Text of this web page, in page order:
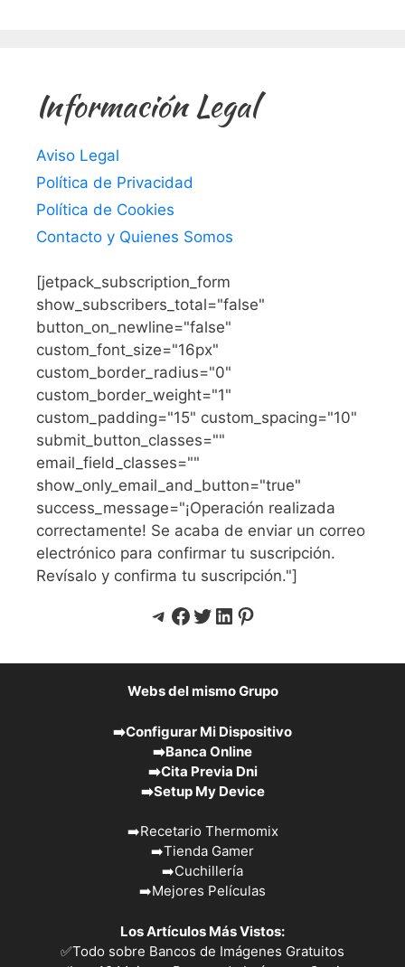
Información Legal
Aviso Legal
Política de Privacidad
Política de Cookies
Contacto y Quienes Somos
[jetpack_subscription_form
show_subscribers_total="false"
button_on_newline="false"
custom_font_size="16px"
custom_border_radius="0"
custom_border_weight="1"
custom_padding="15" custom_spacing="10"
submit_button_classes=""
email_field_classes=""
show_only_email_and_button="true"
success_message="¡Operación realizada
correctamente! Se acaba de enviar un correo
electrónico para confirmar tu suscripción.
Revísalo y confirma tu suscripción."]
Telegram
Facebook
Twitter
LinkedIn
Pinterest
Webs del mismo Grupo
➡️Configurar Mi Dispositivo
➡️Banca Online
➡️Cita Previa Dni
➡️Setup My Device
➡️Recetario Thermomix
➡️Tienda Gamer
➡️Cuchillería
➡️Mejores Películas
Los Artículos Más Vistos:
✅Todo sobre Bancos de Imágenes Gratuitos